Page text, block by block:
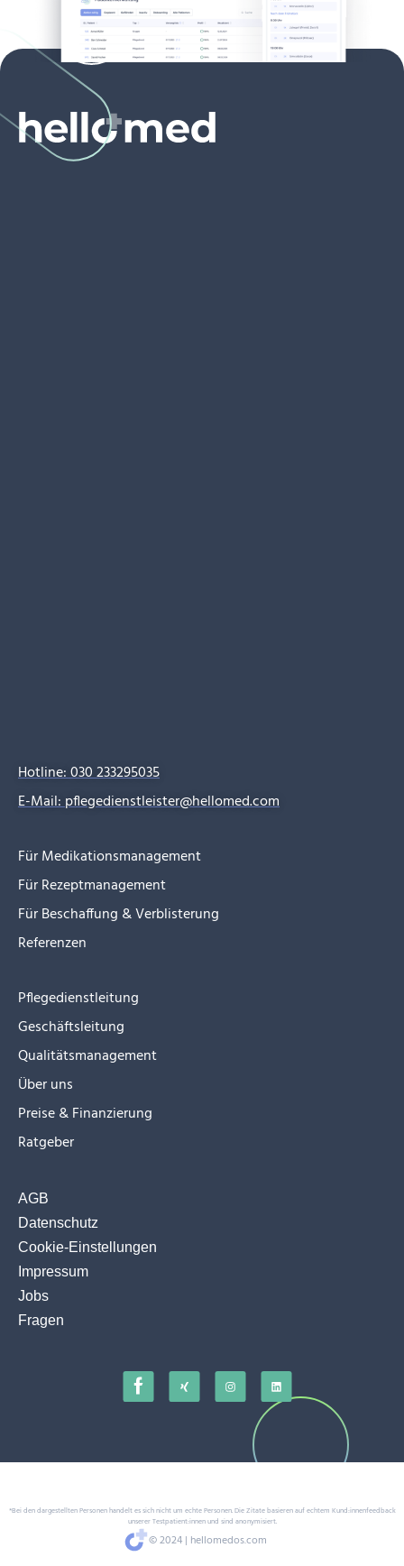
Hotline: 030 233295035
E-Mail: pflegedienstleister@hellomed.com
Für Medikationsmanagement
Für Rezeptmanagement
Für Beschaffung & Verblisterung
Referenzen
Pflegedienstleitung
Geschäftsleitung
Qualitätsmanagement
Über uns
Preise & Finanzierung
Ratgeber
AGB
Datenschutz
Cookie-Einstellungen
Impressum
Jobs
Fragen
© 2024 | hellomedos.com
*Bei den dargestellten Personen handelt es sich nicht um echte Personen. Die Zitate basieren auf echtem Kund:innenfeedback
unserer Testpatient:innen und sind anonymisiert.